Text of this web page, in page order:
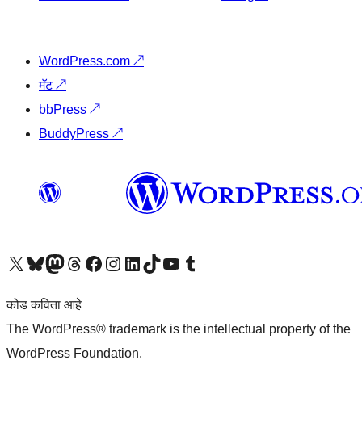
WordPress.com ↗
मॅट↗
bbPress ↗
BuddyPress ↗
आमच्या X (एक्स) (पूर्वीचे ट्विटर) खात्याला भेट द्या आमच्या ब्लूस्की खात्याला भेट द्या.आमच्या Mastodon खात्याला भेट द्या.आमच्या थ्रेड्स खात्याला भेट द्या. आमच्या फेसबुक पेजला भेट द्या आमच्या इंस्टाग्राम खात्याला भेट द्या आमच्या लिंक्डइन खात्याला भेट द्या आमच्या टिकटॉक अकाउंटला भेट द्या.आमच्या यूट्यूब चॅनेलला भेट द्या आमच्या टंबलर खात्याला भेट द्या.
कोड कविता आहे
The WordPress® trademark is the intellectual property of the
WordPress Foundation.